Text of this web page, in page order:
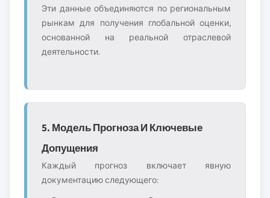
Эти данные объединяются по региональным
рынкам для получения глобальной оценки,
основанной на реальной отраслевой
деятельности.
5. Модель Прогноза И Ключевые
Допущения
Каждый прогноз включает явную
документацию следующего: